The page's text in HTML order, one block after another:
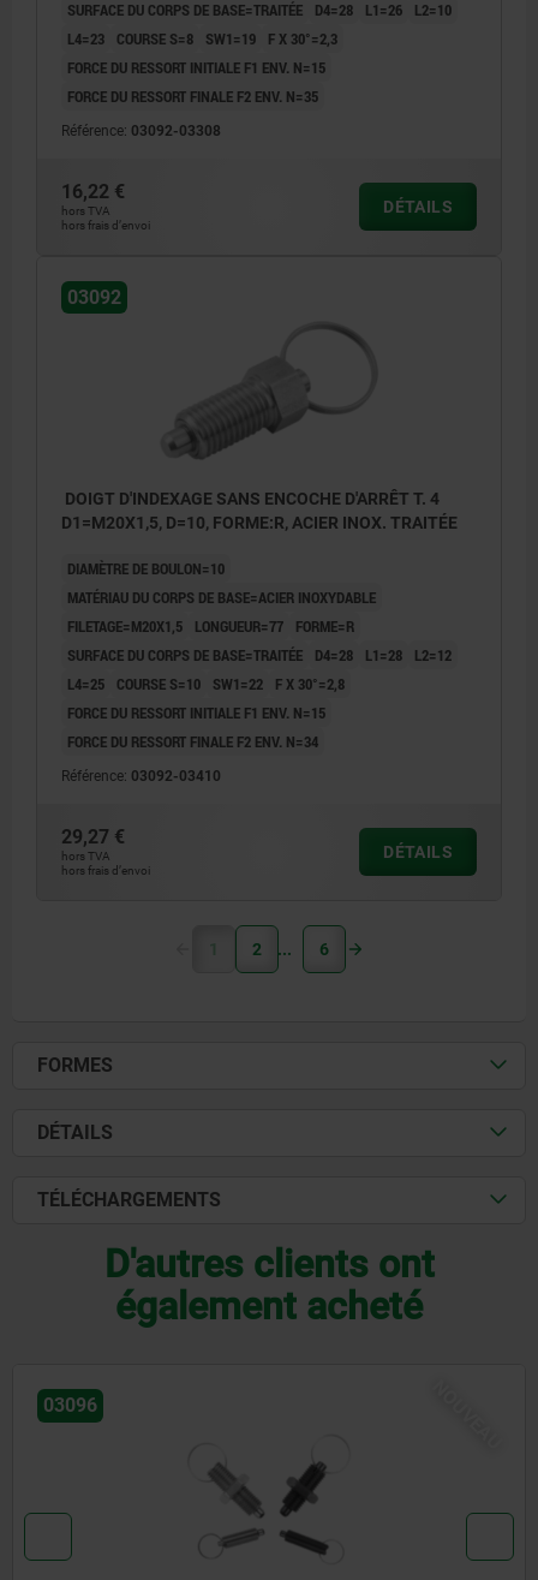
SURFACE DU CORPS DE BASE=TRAITÉE D4=28 L1=26
L2=10
L4=23
COURSE S=8 SW1=19
F X 30°=2,3
FORCE DU RESSORT INITIALE F1 ENV. N=15
FORCE DU RESSORT FINALE F2 ENV. N=35
Référence: 03092-03308
16,22 €
hors TVA
hors frais d’envoi
DÉTAILS
03092
DOIGT D'INDEXAGE SANS ENCOCHE D'ARRÊT T. 4
D1=M20X1,5, D=10, FORME:R, ACIER INOX. TRAITÉE
DIAMÈTRE DE BOULON=10
MATÉRIAU DU CORPS DE BASE=ACIER INOXYDABLE
FILETAGE=M20X1,5
LONGUEUR=77
FORME=R
SURFACE DU CORPS DE BASE=TRAITÉE
D4=28 L1=28
L2=12
L4=25
COURSE S=10 SW1=22
F X 30°=2,8
FORCE DU RESSORT INITIALE F1 ENV. N=15
FORCE DU RESSORT FINALE F2 ENV. N=34
Référence: 03092-03410
29,27 €
hors TVA
hors frais d’envoi
DÉTAILS
1 2 6
FORMES
DÉTAILS
TÉLÉCHARGEMENTS
D'autres clients ont
également acheté
03095